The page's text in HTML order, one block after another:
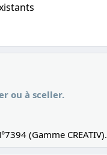
ou à sceller.
(Gamme CREATIV).